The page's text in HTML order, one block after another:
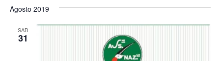
Agosto 2019
SAB
31